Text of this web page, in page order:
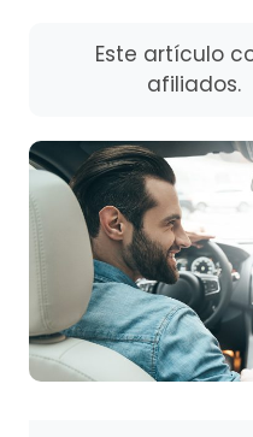
Este artículo
afiliados.